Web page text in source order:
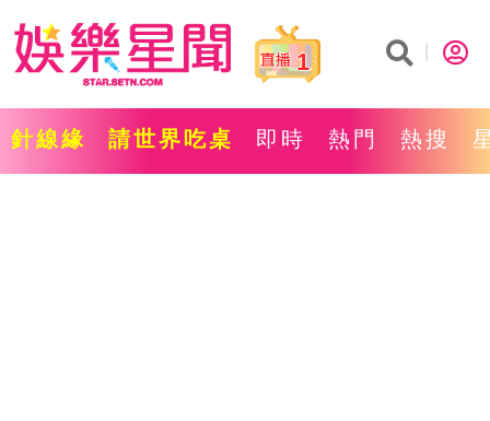
1
針線緣 請世界吃桌 即時 熱門 熱搜